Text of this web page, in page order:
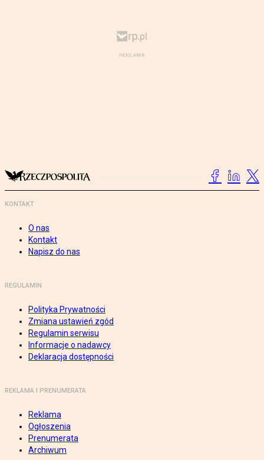
KONTAKT
O nas
Kontakt
Napisz do nas
REGULAMIN
Polityka Prywatności
Zmiana ustawień zgód
Regulamin serwisu
Informacje o nadawcy
Deklaracja dostępności
REKLAMA I PRENUMERATA
Reklama
Ogłoszenia
Prenumerata
Archiwum